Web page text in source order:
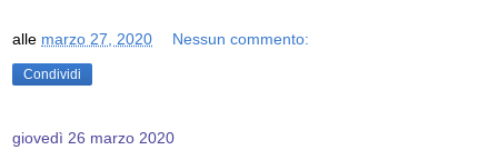
alle marzo 27, 2020 Nessun commento:
Condividi
giovedì 26 marzo 2020